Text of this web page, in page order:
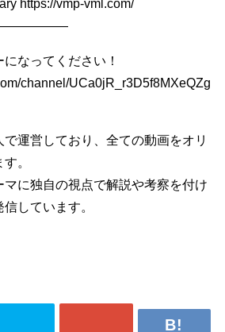
https://vmp-vml.com/
なってください！
channel/UCa0jR_r3D5f8MXeQZg
運営しており、全ての動画をオリ
。
マに独自の視点で解説や考察を付け
しています。